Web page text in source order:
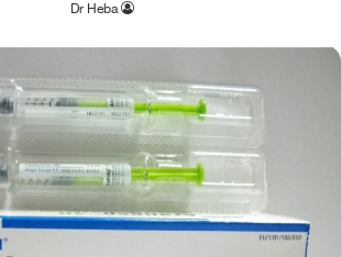
Dr Heba